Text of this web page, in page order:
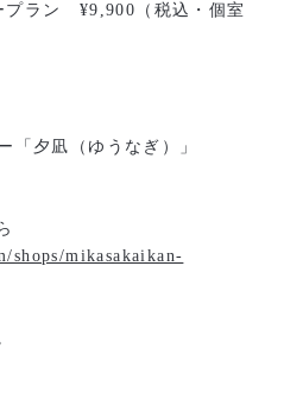
プラン ¥9,900（税込・個室
「夕凪（ゆうなぎ）」
shops/mikasakaikan-